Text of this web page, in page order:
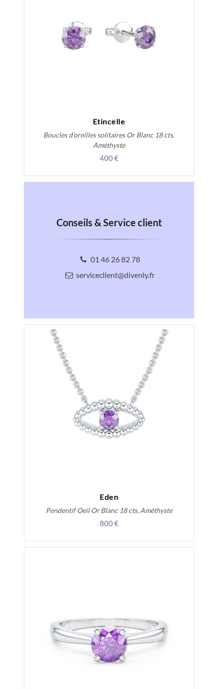
Etincelle
Boucles d’oreilles solitaires Or Blanc 18 cts,
Améthyste
400 €
Conseils & Service client
01 46 26 82 78
serviceclient@divenly.fr
Eden
Pendentif Oeil Or Blanc 18 cts, Améthyste
800 €